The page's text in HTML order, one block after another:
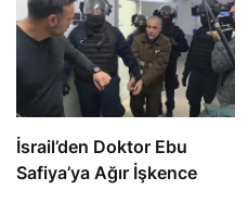
İsrail’den Doktor Ebu
Safiya’ya Ağır İşkence